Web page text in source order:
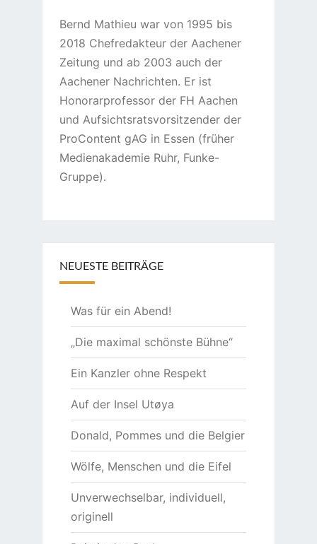
Bernd Mathieu war von 1995 bis
2018 Chefredakteur der Aachener
Zeitung und ab 2003 auch der
Aachener Nachrichten. Er ist
Honorarprofessor der FH Aachen
und Aufsichtsratsvorsitzender der
ProContent gAG in Essen (früher
Medienakademie Ruhr, Funke-
Gruppe).
NEUESTE BEITRÄGE
Was für ein Abend!
„Die maximal schönste Bühne“
Ein Kanzler ohne Respekt
Auf der Insel Utøya
Donald, Pommes und die Belgier
Wölfe, Menschen und die Eifel
Unverwechselbar, individuell,
originell